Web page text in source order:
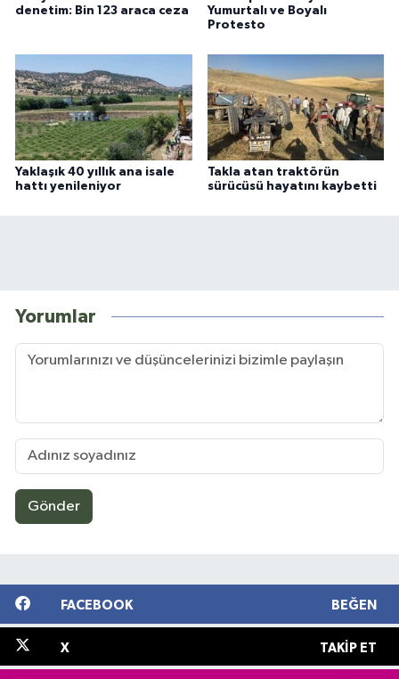
denetim: Bin 123 araca ceza
Yumurtalı ve Boyalı
Protesto
Yaklaşık 40 yıllık ana isale
hattı yenileniyor
Takla atan traktörün
sürücüsü hayatını kaybetti
Yorumlar
Gönder
FACEBOOK BEĞEN
X TAKIP ET